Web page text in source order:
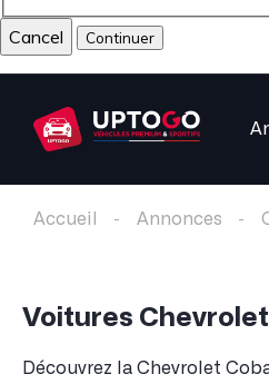
Cancel
Accueil Annonces
Voitures
Découvrez la Chevrolet